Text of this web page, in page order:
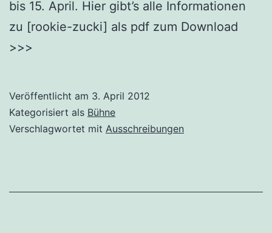
bis 15. April. Hier gibt’s alle Informationen
zu [rookie-zucki] als pdf zum Download
>>>
Veröffentlicht am 3. April 2012
Kategorisiert als Bühne
Verschlagwortet mit Ausschreibungen